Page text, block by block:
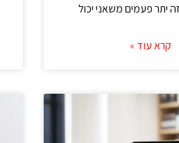
יתר פעמים משאני יכול
קרא עוד »